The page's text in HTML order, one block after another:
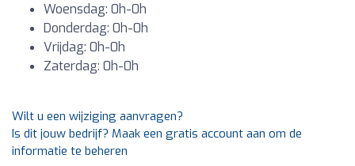
Woensdag: 0h-0h
Donderdag: 0h-0h
Vrijdag: 0h-0h
Zaterdag: 0h-0h
Wilt u een wijziging aanvragen?
Is dit jouw bedrijf? Maak een gratis account aan om de
informatie te beheren